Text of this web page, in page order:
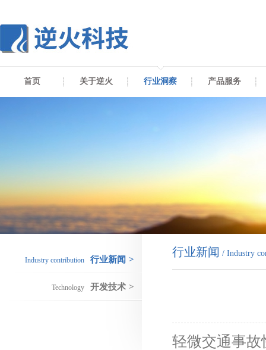
首页 关于逆火 行业洞察 产品服务
Industry contribution 行业新闻 >
Technology 开发技术 >
行业新闻 / Industry
轻微交通事